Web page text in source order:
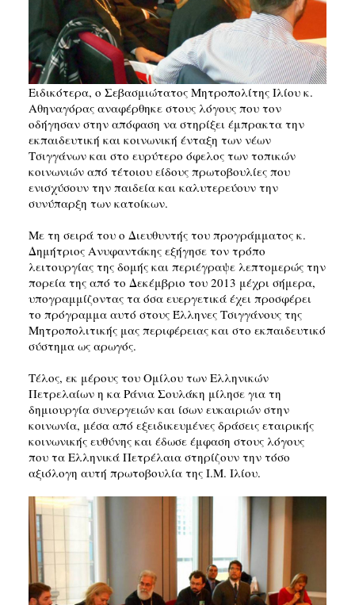
Ειδικότερα, ο Σεβασμιώτατος Μητροπολίτης Ιλίου κ.
Αθηναγόρας αναφέρθηκε στους λόγους που τον
οδήγησαν στην απόφαση να στηρίξει έμπρακτα την
εκπαιδευτική και κοινωνική ένταξη των νέων
Τσιγγάνων και στο ευρύτερο όφελος των τοπικών
κοινωνιών από τέτοιου είδους πρωτοβουλίες που
ενισχύσουν την παιδεία και καλυτερεύουν την
συνύπαρξη των κατοίκων.
Με τη σειρά του ο Διευθυντής του προγράμματος κ.
Δημήτριος Ανυφαντάκης εξήγησε τον τρόπο
λειτουργίας της δομής και περιέγραψε λεπτομερώς την
πορεία της από το Δεκέμβριο του 2013 μέχρι σήμερα,
υπογραμμίζοντας τα όσα ευεργετικά έχει προσφέρει
το πρόγραμμα αυτό στους Έλληνες Τσιγγάνους της
Μητροπολιτικής μας περιφέρειας και στο εκπαιδευτικό
σύστημα ως αρωγός.
Τέλος, εκ μέρους του Ομίλου των Ελληνικών
Πετρελαίων η κα Ράνια Σουλάκη μίλησε για τη
δημιουργία συνεργειών και ίσων ευκαιριών στην
κοινωνία, μέσα από εξειδικευμένες δράσεις εταιρικής
κοινωνικής ευθύνης και έδωσε έμφαση στους λόγους
που τα Ελληνικά Πετρέλαια στηρίζουν την τόσο
αξιόλογη αυτή πρωτοβουλία της Ι.Μ. Ιλίου.